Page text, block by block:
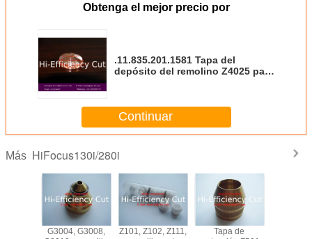
Obtenga el mejor precio por
.11.835.201.1581 Tapa del
depósito del remolino Z4025 para
Continuar
Más HiFocus130i/280i
G3004, G3008,
Z101, Z102, Z111,
Tapa de